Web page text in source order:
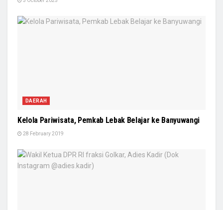
DAERAH
Kelola Pariwisata, Pemkab Lebak Belajar ke Banyuwangi
28 February 2019